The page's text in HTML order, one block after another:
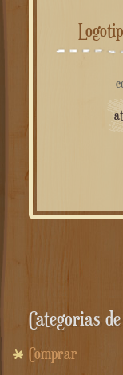
Categorias
Comprar